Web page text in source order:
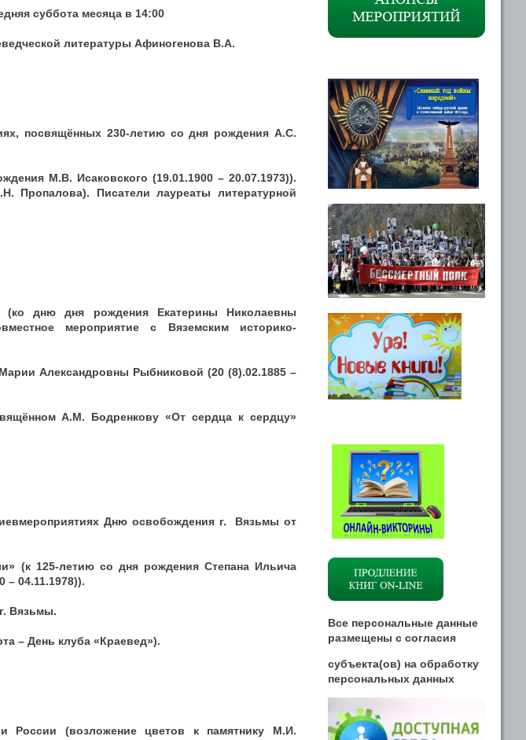
суббота месяца в 14:00
литературы Афиногенова В.А.
посвящённых 230-летию со дня рождения А.С.
М.В. Исаковского (19.01.1900 – 20.07.1973)).
Пропалова). Писатели лауреаты литературной
дню дня рождения Екатерины Николаевны
мероприятие с Вяземским историко-
Александровны Рыбниковой (20 (8).02.1885 –
А.М. Бодренкову «От сердца к сердцу»
Дню освобождения г. Вязьмы от
(к 125-летию со дня рождения Степана Ильича
– 04.11.1978)).
Вязьмы.
– День клуба «Краевед»).
России (возложение цветов к памятнику М.И.
Все персональные данные
размещены с согласия
субъекта(ов) на обработку
персональных данных